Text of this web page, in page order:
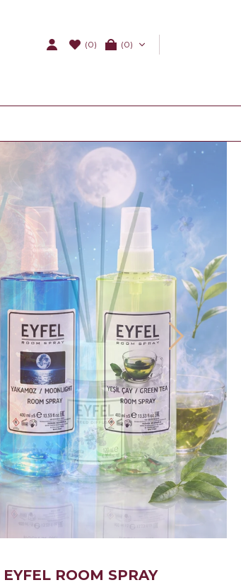
(0) 0
EYFEL ROOM SPRAY